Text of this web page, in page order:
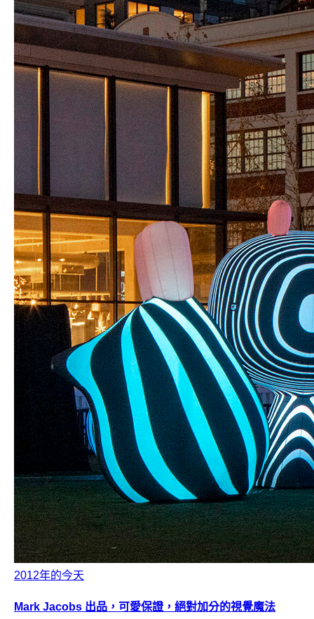
2012年的今天
Mark Jacobs 出品，可愛保證，絕對加分的視覺魔法